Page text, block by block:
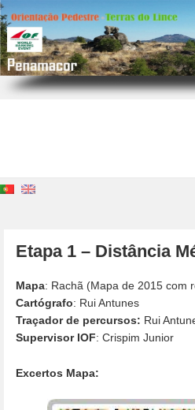
Etapa 1 – Distância
Mapa: Rachã (Mapa de 2015 com
Cartógrafo: Rui Antunes
Traçador de percursos: Rui
Supervisor IOF: Crispim Junior
Excertos Mapa: